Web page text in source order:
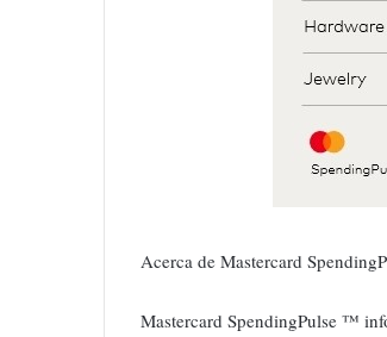
Acerca de Mastercard
Mastercard SpendingPulse ™